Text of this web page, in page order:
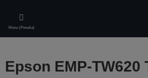
main
content
Menu (Ponuka)
Epson EMP-TW620